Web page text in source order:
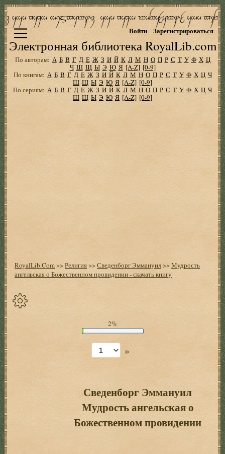
Электронная библиотека RoyalLib.com
Войти Зарегистрироваться
По авторам: А Б В Г Д Е Ж З И Й К Л М Н О П Р С Т У Ф Х Ц
Ч Ш Щ Ы Э Ю Я [A-Z] [0-9]
По книгам: А Б В Г Д Е Ж З И Й К Л М Н О П Р С Т У Ф Х Ц Ч
Ш Щ Ы Э Ю Я [A-Z] [0-9]
По сериям: А Б В Г Д Е Ж З И Й К Л М Н О П Р С Т У Ф Х Ц Ч
Ш Щ Ы Э Ю Я [A-Z] [0-9]
RoyalLib.Com>>Религия>>Сведенборг Эммануил>>Мудрость
ангельская о Божественном провидении - скачать книгу
2%
»
Сведенборг Эммануил
Мудрость ангельская о
Божественном провидении